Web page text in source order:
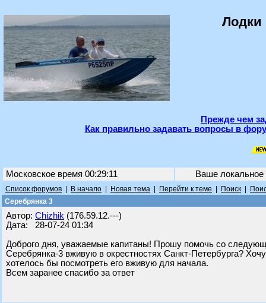
Лодки
Прежде чем
Как правильно задавать вопросы в
Московское время 00:29:11 Ваше
Список форумов В начало Новая тема Перейти к теме Поиск
Серебрянка 3
Автор: Chizhik (176.59.12.---)
Дата: 28-07-24 01:34
Доброго дня, уважаемые капитаны! Прошу помочь со
Серебрянка-3 вживую в окрестностях Санкт-Петербурга?
хотелось бы посмотреть его вживую для начала.
Всем заранее спасибо за ответ